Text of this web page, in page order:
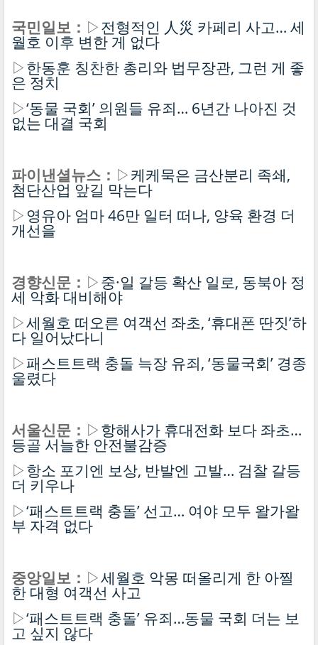
국민일보： ▷전형적인 人災 카페리 사고… 세
월호 이후 변한 게 없다
▷한동훈 칭찬한 총리와 법무장관, 그런 게 좋
은 정치
▷‘동물 국회’ 의원들 유죄… 6년간 나아진 것
없는 대결 국회
파이낸셜뉴스： ▷케케묵은 금산분리 족쇄,
첨단산업 앞길 막는다
▷영유아 엄마 46만 일터 떠나, 양육 환경 더
개선을
경향신문： ▷중·일 갈등 확산 일로, 동북아 정
세 악화 대비해야
▷세월호 떠오른 여객선 좌초, ‘휴대폰 딴짓’하
다 일어났다니
▷패스트트랙 충돌 늑장 유죄, ‘동물국회’ 경종
울렸다
서울신문： ▷항해사가 휴대전화 보다 좌초…
등골 서늘한 안전불감증
▷항소 포기엔 보상, 반발엔 고발… 검찰 갈등
더 키우나
▷‘패스트트랙 충돌’ 선고… 여야 모두 왈가왈
부 자격 없다
중앙일보： ▷세월호 악몽 떠올리게 한 아찔
한 대형 여객선 사고
▷‘패스트트랙 충돌’ 유죄…동물 국회 더는 보
고 싶지 않다